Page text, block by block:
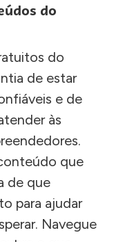
do
do
de estar
e de
às
que
de que
para ajudar
Navegue